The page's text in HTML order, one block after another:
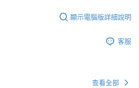
顯示電腦版詳細說明
客服
查看全部